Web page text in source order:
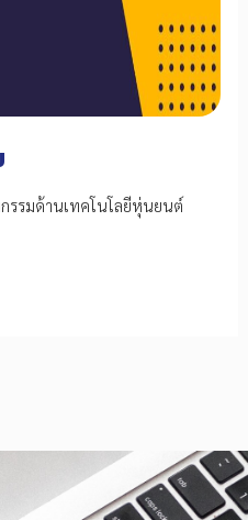
รรมด้านเทคโนโลยีหุ่นยนต์